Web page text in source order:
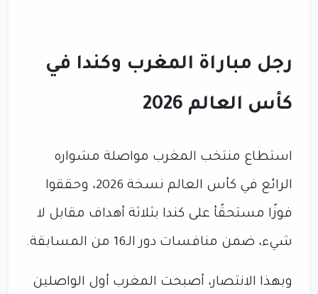
رجل مباراة المغرب وكندا في
كأس العالم 2026
استطاع منتخب المغرب مواصلة مشواره
الرائع في كأس العالم نسخة 2026، وحققوا
فوزًا مستحقًأ على كندا بثلاثة أهداف مقابل لا
شيء، ضمن منافسات دور الـ16 من المسابقة.
وبهذا الانتصار، أصبحت المغرب أول الواصلين